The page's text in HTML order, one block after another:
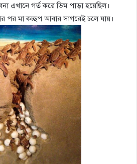
এখানে গর্ত করে ডিম পাড়া হয়েছিল।
পর মা কচ্ছপ আবার সাগরেই চলে যায়।